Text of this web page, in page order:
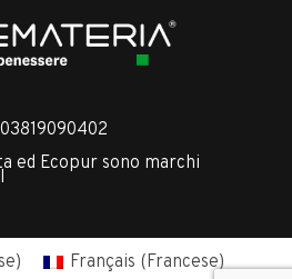
ed Ecopur sono marchi
) Français (Francese)